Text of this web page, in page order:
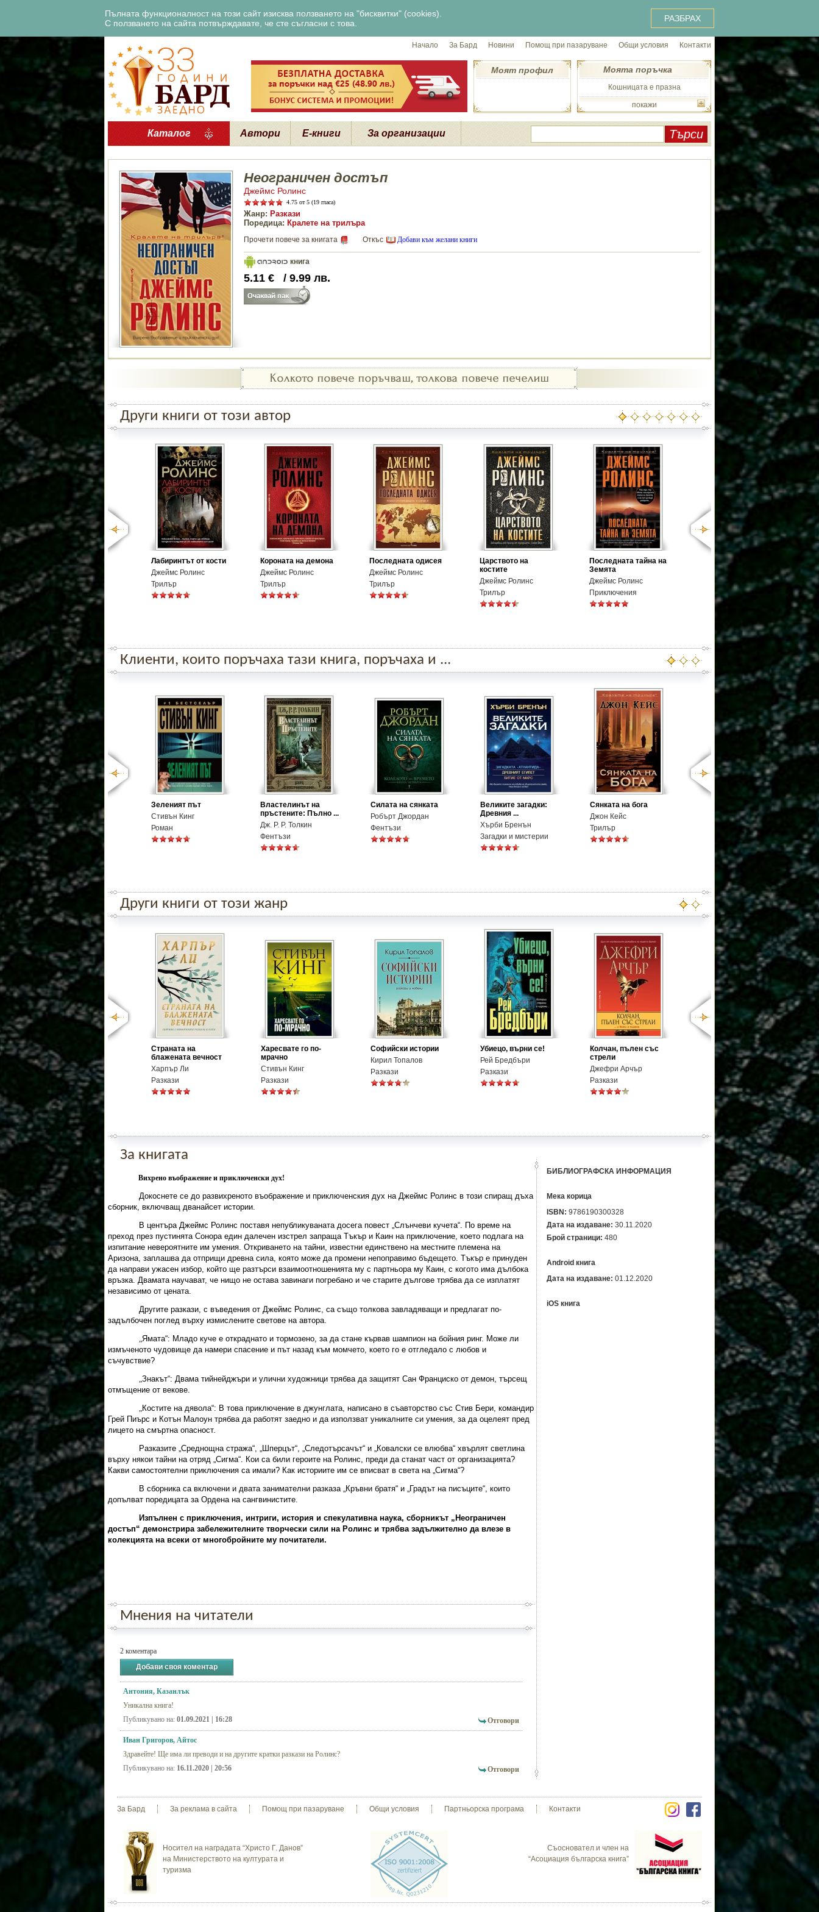
Пълната функционалност на този сайт изисква ползването на "бисквитки" (cookies).
С ползването на сайта потвърждавате, че сте съгласни с това.
РАЗБРАХ
Начало За Бард Новини Помощ при пазаруване Общи условия Контакти
Моят профил
Кошницата е празна
Моята поръчка
покажи
Каталог Автори Е-книги За организации
Неограничен достъп
Джеймс Ролинс
4.75 от 5 (19 гласа)
Жанр: Разкази
Поредица: Кралете на трилъра
Прочети повече за книгата Откъс Добави към желани книги
книга
5.11 € / 9.99 лв.
Други книги от този автор
Лабиринтът от кости
Джеймс Ролинс
Трилър
Короната на демона
Джеймс Ролинс
Трилър
Последната одисея
Джеймс Ролинс
Трилър
Царството на
костите
Джеймс Ролинс
Трилър
Последната тайна на
Земята
Джеймс Ролинс
Приключения
Клиенти, които поръчаха тази книга, поръчаха и ...
Зеленият път
Стивън Кинг
Роман
Властелинът на
пръстените: Пълно ...
Дж. Р. Р. Толкин
Фентъзи
Силата на сянката
Робърт Джордан
Фентъзи
Великите загадки:
Древния ...
Хърби Бренън
Загадки и мистерии
Сянката на бога
Джон Кейс
Трилър
Други книги от този жанр
Страната на
блажената вечност
Харпър Ли
Разкази
Харесвате го по-
мрачно
Стивън Кинг
Разкази
Софийски истории
Кирил Топалов
Разкази
Убиецо, върни се!
Рей Бредбъри
Разкази
Колчан, пълен със
стрели
Джефри Арчър
Разкази
За книгата
Вихрено въображение и приключенски дух!
Докоснете се до развихреното въображение и приключенския дух на Джеймс Ролинс в този спиращ дъха
сборник, включващ дванайсет истории.
В центъра Джеймс Ролинс поставя непубликуваната досега повест „Слънчеви кучета“. По време на
преход през пустинята Сонора един далечен изстрел запраща Тъкър и Каин на приключение, което подлага на
изпитание невероятните им умения. Откриването на тайни, известни единствено на местните племена на
Аризона, заплашва да отприщи древна сила, която може да промени непоправимо бъдещето. Тъкър е принуден
да направи ужасен избор, който ще разтърси взаимоотношенията му с партньора му Каин, с когото има дълбока
връзка. Двамата научават, че нищо не остава завинаги погребано и че старите дългове трябва да се изплатят
независимо от цената.
Другите разкази, с въведения от Джеймс Ролинс, са също толкова завладяващи и предлагат по-
задълбочен поглед върху измислените светове на автора.
„Ямата“: Младо куче е откраднато и тормозено, за да стане кървав шампион на бойния ринг. Може ли
измъченото чудовище да намери спасение и път назад към момчето, което го е отгледало с любов и
съчувствие?
„Знакът“: Двама тийнейджъри и улични художници трябва да защитят Сан Франциско от демон, търсещ
отмъщение от векове.
„Костите на дявола“: В това приключение в джунглата, написано в съавторство със Стив Бери, командир
Грей Пиърс и Котън Малоун трябва да работят заедно и да използват уникалните си умения, за да оцелеят пред
лицето на смъртна опасност.
Разказите „Среднощна стража“, „Шперцът“, „Следотърсачът“ и „Ковалски се влюбва“ хвърлят светлина
върху някои тайни на отряд „Сигма“. Кои са били героите на Ролинс, преди да станат част от организацията?
Какви самостоятелни приключения са имали? Как историите им се вписват в света на „Сигма“?
В сборника са включени и двата занимателни разказа „Кръвни братя“ и „Градът на писъците“, които
допълват поредицата за Ордена на сангвинистите.
Изпълнен с приключения, интриги, история и спекулативна наука, сборникът „Неограничен
достъп“ демонстрира забележителните творчески сили на Ролинс и трябва задължително да влезе в
колекцията на всеки от многобройните му почитатели.
Мнения на читатели
2 коментара
Добави своя коментар
Антония, Казанлък
Уникална книга!
Публикувано на: 01.09.2021 | 16:28 Отговори
Иван Григоров, Айтос
Здравейте! Ще има ли преводи и на другите кратки разкази на Ролинс?
Публикувано на: 16.11.2020 | 20:56 Отговори
БИБЛИОГРАФСКА ИНФОРМАЦИЯ
Мека корица
ISBN: 9786190300328
Дата на издаване: 30.11.2020
Брой страници: 480
Android книга
Дата на издаване: 01.12.2020
iOS книга
За Бард За реклама в сайта Помощ при пазаруване Общи условия Партньорска програма Контакти
Носител на наградата “Христо Г. Данов”
на Министерството на културата и
туризма
Съосновател и член на
“Асоциация българска книга”